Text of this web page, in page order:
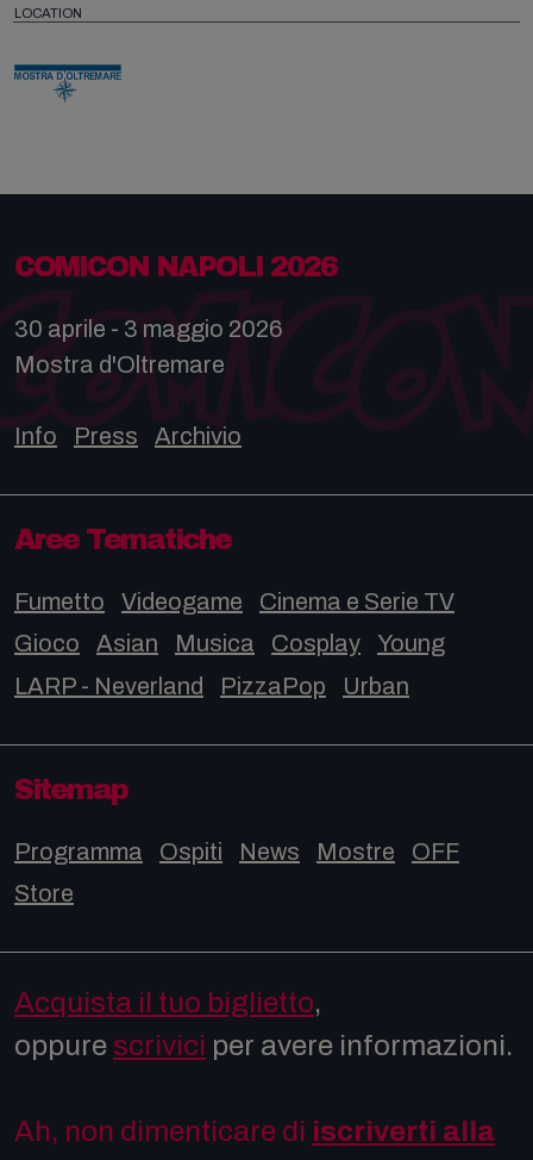
LOCATION
COMICON NAPOLI 2026
30 aprile - 3 maggio 2026
Mostra d'Oltremare
Info Press Archivio
Aree Tematiche
Fumetto Videogame
Cinema e Serie TV
Gioco
Asian Musica Cosplay
Young
LARP - Neverland
PizzaPop Urban
Sitemap
Programma Ospiti News Mostre
OFF
Store
Acquista il tuo biglietto,
oppure scrivici per avere informazioni.
Ah, non dimenticare di iscriverti alla